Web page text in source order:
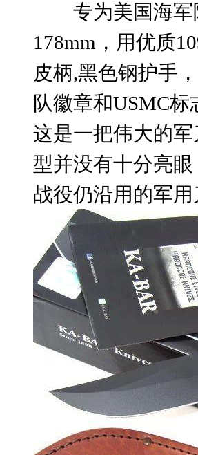
专为美国海军
178mm，用优质
皮柄,黑色钢护手
队徽章和USMC
这是一把伟大的
型并没有十分亮
战役仍沿用的军用